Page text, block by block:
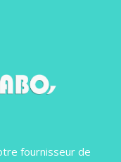
fournisseur de